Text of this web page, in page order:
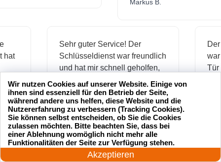
Markus B.
hat
Sehr guter Service! Der
Schlüsseldienst war freundlich
und hat mir schnell geholfen,
als ich meine Schlüssel
verloren hatte.
Jonas M.
24 Stunden am Tag
Akzeptieren
Wir nutzen Cookies auf unserer Website. Einige von
ihnen sind essenziell für den Betrieb der Seite,
während andere uns helfen, diese Website und die
Nutzererfahrung zu verbessern (Tracking Cookies).
Sie können selbst entscheiden, ob Sie die Cookies
zulassen möchten. Bitte beachten Sie, dass bei
einer Ablehnung womöglich nicht mehr alle
Funktionalitäten der Seite zur Verfügung stehen.